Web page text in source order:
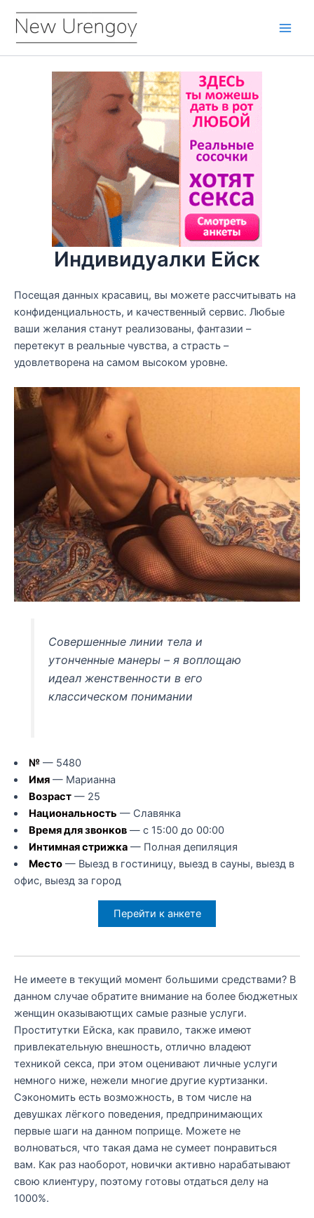
содержимому
Индивидуалки Ейск
Посещая данных красавиц, вы можете рассчитывать на
конфиденциальность, и качественный сервис. Любые
ваши желания станут реализованы, фантазии –
перетекут в реальные чувства, а страсть –
удовлетворена на самом высоком уровне.
Совершенные линии тела и
утонченные манеры – я воплощаю
идеал женственности в его
классическом понимании
№— 5480
Имя— Марианна
Возраст— 25
Национальность — Славянка
Время для звонков— с 15:00 до 00:00
Интимная стрижка— Полная депиляция
Место— Выезд в гостиницу, выезд в сауны, выезд в
офис, выезд за город
Перейти к анкете
Не имеете в текущий момент большими средствами? В
данном случае обратите внимание на более бюджетных
женщин оказываютщих самые разные услуги.
Проститутки Ейска, как правило, также имеют
привлекательную внешность, отлично владеют
техникой секса, при этом оценивают личные услуги
немного ниже, нежели многие другие куртизанки.
Сэкономить есть возможность, в том числе на
девушках лёгкого поведения, предпринимающих
первые шаги на данном поприще. Можете не
волноваться, что такая дама не сумеет понравиться
вам. Как раз наоборот, новички активно нарабатывают
свою клиентуру, поэтому готовы отдаться делу на
1000%.